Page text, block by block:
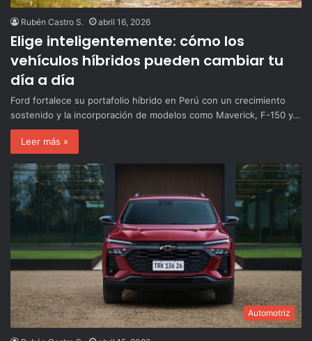
Rubén Castro S. abril 16, 2026
Elige inteligentemente: cómo los
vehículos híbridos pueden cambiar tu
día a día
Ford fortalece su portafolio híbrido en Perú con un crecimiento
sostenido y la incorporación de modelos como Maverick, F-150 y…
Leer más »
Automotriz